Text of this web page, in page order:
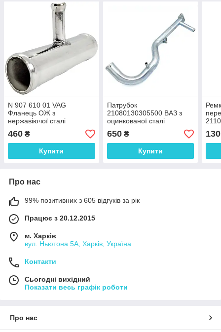
N 907 610 01 VAG
Фланець ОЖ з
нержавіючої сталі
460 ₴
Купити
Патрубок
21080130305500 ВАЗ з
оцинкованої сталі
650₴
Купити
130
Про нас
99% позитивних з 605 відгуків за рік
Працює з 20.12.2015
м. Харків
вул. Ньютона 5А, Харків, Україна
Контакти
Сьогодні вихідний
Показати весь графік роботи
Про нас